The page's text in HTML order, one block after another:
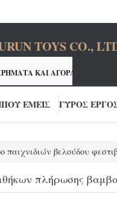
TOYS CO.,
ΚΑΙ ΑΓΟΡΆΣΤΕ ΤΑ
ΒΕΛΟΎΔΟΥ
ΕΜΕΊΣ
παιχνιδιών βελούδου
πλήρωσης